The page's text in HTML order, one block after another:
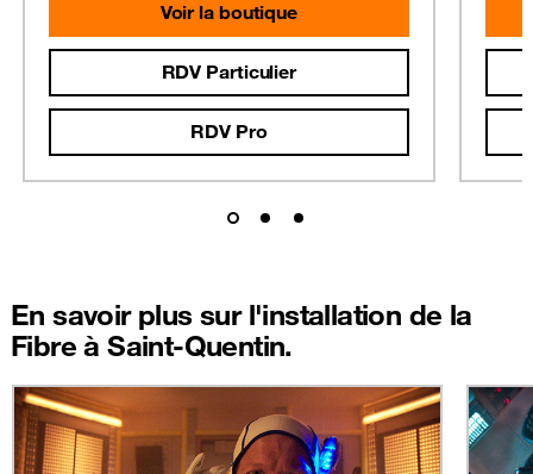
Voir la boutique
RDV Particulier
RDV Pro
En savoir plus sur l'installation de la
Fibre à Saint-Quentin.